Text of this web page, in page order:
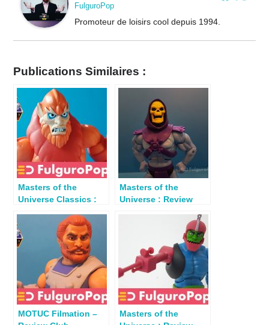
FulguroPop
Promoteur de loisirs cool depuis 1994.
Publications Similaires :
Masters of the
Universe Classics :
(Club Grayskull)
Masters of the
Universe : Review
MOTUC Filmation –
Masters of the